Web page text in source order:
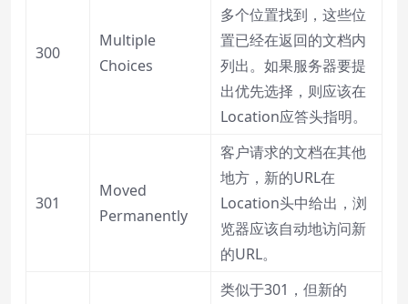
300
Multiple
Choices
多个位置找到，这些位
置已经在返回的文档内
列出。如果服务器要提
出优先选择，则应该在
Location应答头指明。
301
Moved
Permanently
客户请求的文档在其他
地方，新的URL在
Location头中给出，浏
览器应该自动地访问新
的URL。
类似于301，但新的